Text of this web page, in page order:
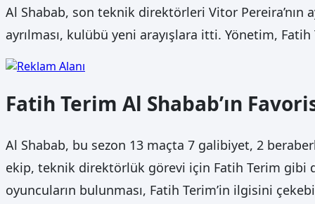
Al Shabab, son teknik direktörleri Vitor Pereira’nın
ayrılması, kulübü yeni arayışlara itti. Yönetim,
Fatih Terim Al Shabab’ın
Al Shabab, bu sezon 13 maçta 7 galibiyet, 2
ekip, teknik direktörlük görevi için Fatih Terim gibi
oyuncuların bulunması, Fatih Terim’in ilgisini